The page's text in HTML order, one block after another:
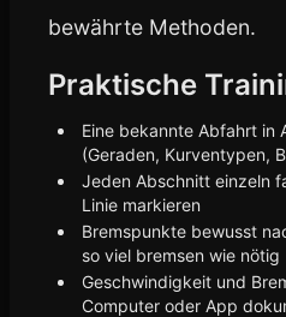
bewährte Methoden.
Praktische
Eine bekannte Abfahrt in
(Geraden, Kurventypen,
Jeden Abschnitt einzeln
Linie markieren
Bremspunkte bewusst
so viel bremsen wie nötig
Geschwindigkeit und
Computer oder App